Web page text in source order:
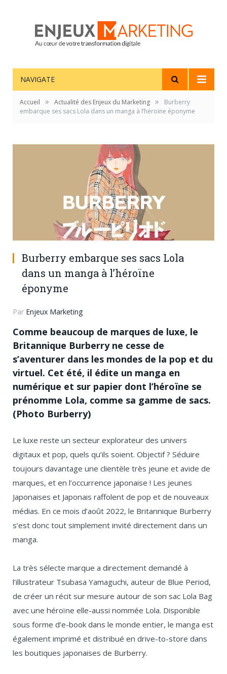
NAVIGATE
Accueil » Actualité des Enjeux du Marketing »
Burberry
embarque ses sacs Lola dans un manga à l’héroïne éponyme
Burberry embarque ses sacs Lola
dans un manga à l’héroïne
éponyme
Par Enjeux Marketing
Comme beaucoup de marques de luxe, le
Britannique Burberry ne cesse de
s’aventurer dans les mondes de la pop et du
virtuel. Cet été, il édite un manga en
numérique et sur papier dont l’héroïne se
prénomme Lola, comme sa gamme de sacs.
(Photo Burberry)
Le luxe reste un secteur explorateur des univers
digitaux et pop, quels qu’ils soient. Objectif ? Séduire
toujours davantage une clientèle très jeune et avide de
marques, et en l’occurrence japonaise ! Les jeunes
Japonaises et Japonais raffolent de pop et de nouveaux
médias. En ce mois d’août 2022, le Britannique Burberry
s’est donc tout simplement invité directement dans un
manga.
La très sélecte marque a directement demandé à
l’illustrateur Tsubasa Yamaguchi, auteur de Blue Period,
de créer un récit sur mesure autour de son sac Lola Bag
avec une héroïne elle-aussi nommée Lola. Disponible
sous forme d’e-book dans le monde entier, le manga est
également imprimé et distribué en drive-to-store dans
les boutiques japonaises de Burberry.